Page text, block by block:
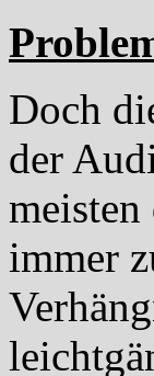
Doch
der
immer